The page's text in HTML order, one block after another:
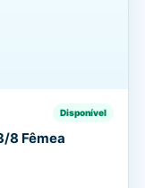
Disponível
8 Fêmea